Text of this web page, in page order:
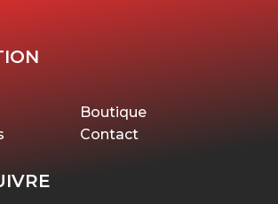
Boutique
Contact